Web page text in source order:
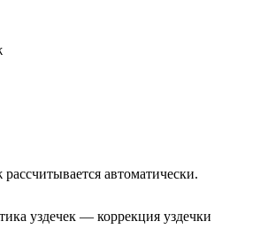
автоматически.
уздечек — коррекция уздечки